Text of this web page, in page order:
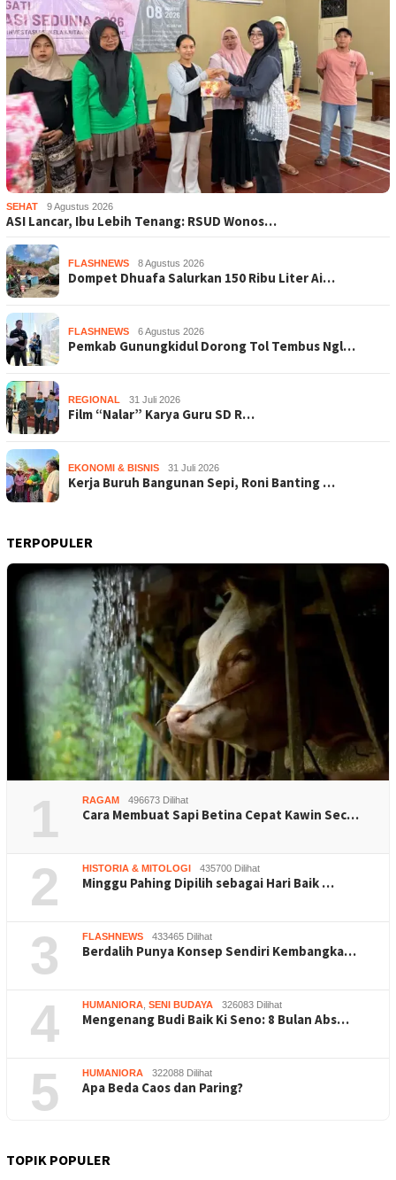
SEHAT 9 Agustus 2026
ASI Lancar, Ibu Lebih Tenang: RSUD Wonos…
FLASHNEWS 8 Agustus 2026
Dompet Dhuafa Salurkan 150 Ribu Liter Ai…
FLASHNEWS 6 Agustus 2026
Pemkab Gunungkidul Dorong Tol Tembus Ngl…
REGIONAL 31 Juli 2026
Film “Nalar” Karya Guru SD R…
EKONOMI & BISNIS 31 Juli 2026
Kerja Buruh Bangunan Sepi, Roni Banting …
TERPOPULER
1 RAGAM 496673 Dilihat
Cara Membuat Sapi Betina Cepat Kawin Sec…
2 HISTORIA & MITOLOGI 435700 Dilihat
Minggu Pahing Dipilih sebagai Hari Baik …
3 FLASHNEWS 433465 Dilihat
Berdalih Punya Konsep Sendiri Kembangka…
4 HUMANIORA SENI BUDAYA 326083 Dilihat
Mengenang Budi Baik Ki Seno: 8 Bulan Abs…
5 HUMANIORA 322088 Dilihat
Apa Beda Caos dan Paring?
TOPIK POPULER